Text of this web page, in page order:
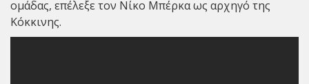
ομάδας, επέλεξε τον Νίκο Μπέρκα ως αρχηγό της
Kόκκινης.